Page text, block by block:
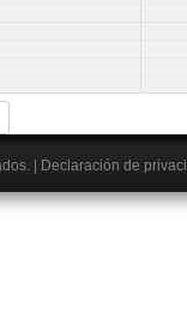
Declaración de